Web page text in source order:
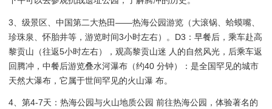
3、级景区、中国第二大热田——热海公园游览（大滚锅、蛤蟆嘴、
珍珠泉、怀胎井等，游览时间3小时左右）。D3：早餐后，乘车赴高
黎贡山（往返5小时左右），观高黎贡山迷 人的自然风光，后乘车返
回腾冲，中餐后游览叠水河瀑布（约40 分钟）：是全国罕见的城市
天然大瀑布，它属于世间罕见的火山瀑 布。
4、第4-7天：热海公园与火山地质公园 前往热海公园，体验著名的